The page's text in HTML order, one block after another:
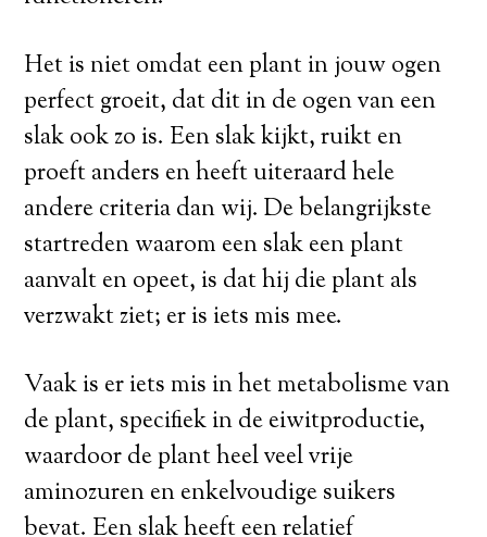
Het is niet omdat een plant in jouw ogen
perfect groeit, dat dit in de ogen van een
slak ook zo is. Een slak kijkt, ruikt en
proeft anders en heeft uiteraard hele
andere criteria dan wij. De belangrijkste
startreden waarom een slak een plant
aanvalt en opeet, is dat hij die plant als
verzwakt ziet; er is iets mis mee.
Vaak is er iets mis in het metabolisme van
de plant, specifiek in de eiwitproductie,
waardoor de plant heel veel vrije
aminozuren en enkelvoudige suikers
bevat. Een slak heeft een relatief